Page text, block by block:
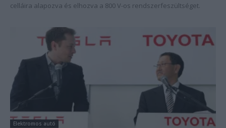
celláira alapozva és elhozva a 800 V-os rendszerfeszültséget.
Elektromos autó